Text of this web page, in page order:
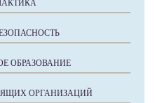
ОБРАЗОВАНИЕ
ОРГАНИЗАЦИЙ